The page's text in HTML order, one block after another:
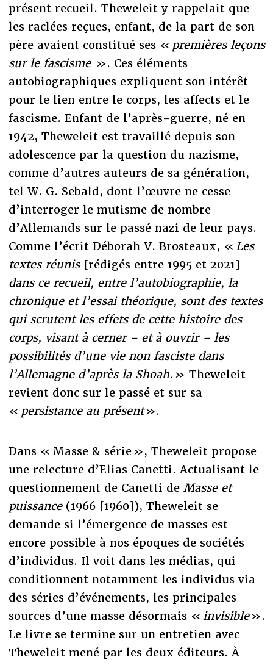
présent recueil. Theweleit y rappelait que
les raclées reçues, enfant, de la part de son
père avaient constitué ses « premières leçons
sur le fascisme ». Ces éléments
autobiographiques expliquent son intérêt
pour le lien entre le corps, les affects et le
fascisme. Enfant de l’après-guerre, né en
1942, Theweleit est travaillé depuis son
adolescence par la question du nazisme,
comme d’autres auteurs de sa génération,
tel W. G. Sebald, dont l’œuvre ne cesse
d’interroger le mutisme de nombre
d’Allemands sur le passé nazi de leur pays.
Comme l’écrit Déborah V. Brosteaux, « Les
textes réunis [rédigés entre 1995 et 2021]
dans ce recueil, entre l’autobiographie, la
chronique et l’essai théorique, sont des textes
qui scrutent les effets de cette histoire des
corps, visant à cerner – et à ouvrir – les
possibilités d’une vie non fasciste dans
l’Allemagne d’après la Shoah. » Theweleit
revient donc sur le passé et sur sa
« persistance au présent».
Dans « Masse & série », Theweleit propose
une relecture d’Elias Canetti. Actualisant le
questionnement de Canetti de Masse et
puissance (1966 [1960]), Theweleit se
demande si l’émergence de masses est
encore possible à nos époques de sociétés
d’individus. Il voit dans les médias, qui
conditionnent notamment les individus via
des séries d’événements, les principales
sources d’une masse désormais « invisible».
Le livre se termine sur un entretien avec
Theweleit mené par les deux éditeurs. À